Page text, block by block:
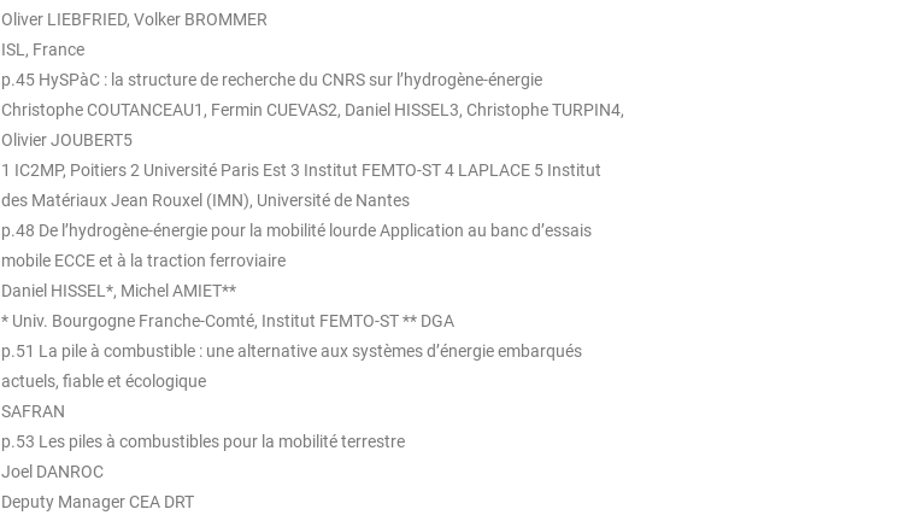
Oliver LIEBFRIED, Volker BROMMER
ISL, France
p.45 HySPàC : la structure de recherche du CNRS sur l’hydrogène-énergie
Christophe COUTANCEAU1, Fermin CUEVAS2, Daniel HISSEL3, Christophe TURPIN4,
Olivier JOUBERT5
1 IC2MP, Poitiers 2 Université Paris Est 3 Institut FEMTO-ST 4 LAPLACE 5 Institut
des Matériaux Jean Rouxel (IMN), Université de Nantes
p.48 De l’hydrogène-énergie pour la mobilité lourde Application au banc d’essais
mobile ECCE et à la traction ferroviaire
Daniel HISSEL*, Michel AMIET**
* Univ. Bourgogne Franche-Comté, Institut FEMTO-ST ** DGA
p.51 La pile à combustible : une alternative aux systèmes d’énergie embarqués
actuels, fiable et écologique
SAFRAN
p.53 Les piles à combustibles pour la mobilité terrestre
Joel DANROC
Deputy Manager CEA DRT